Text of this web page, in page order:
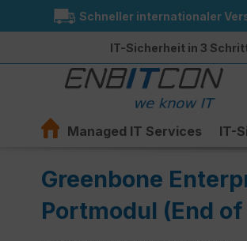
Zur Hauptnavigation springen
Schneller internationaler
IT-Sicherheit in 3
Managed IT Services IT-
Greenbone
Portmodul (End